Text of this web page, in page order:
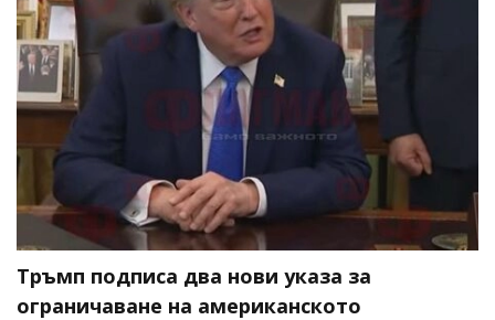
Тръмп подписа два нови указа за
ограничаване на американското